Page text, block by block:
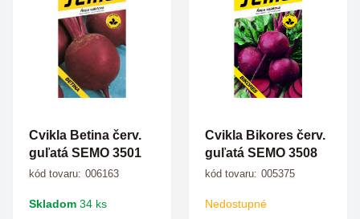
Cvikla Betina červ.
guľatá SEMO 3501
kód tovaru: 006163
Skladom 34 ks
Cvikla Bikores červ.
guľatá SEMO 3508
kód tovaru: 005375
Nedostupné